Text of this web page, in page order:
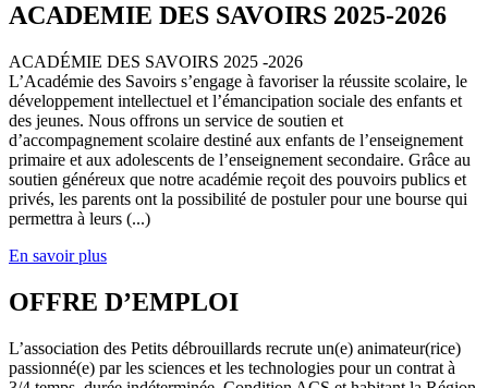
ACADEMIE DES SAVOIRS 2025-2026
ACADÉMIE DES SAVOIRS 2025 -2026
L’Académie des Savoirs s’engage à favoriser la réussite scolaire, le
développement intellectuel et l’émancipation sociale des enfants et
des jeunes. Nous offrons un service de soutien et
d’accompagnement scolaire destiné aux enfants de l’enseignement
primaire et aux adolescents de l’enseignement secondaire. Grâce au
soutien généreux que notre académie reçoit des pouvoirs publics et
privés, les parents ont la possibilité de postuler pour une bourse qui
permettra à leurs (...)
En savoir plus
OFFRE D’EMPLOI
L’association des Petits débrouillards recrute un(e) animateur(rice)
passionné(e) par les sciences et les technologies pour un contrat à